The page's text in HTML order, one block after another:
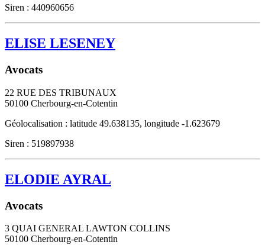
Siren : 440960656
ELISE LESENEY
Avocats
22 RUE DES TRIBUNAUX
50100 Cherbourg-en-Cotentin
Géolocalisation : latitude 49.638135, longitude -1.623679
Siren : 519897938
ELODIE AYRAL
Avocats
3 QUAI GENERAL LAWTON COLLINS
50100 Cherbourg-en-Cotentin